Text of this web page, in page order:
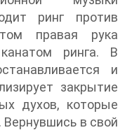
ринг против
правая рука
ринга. В
и
закрытие
духов, которые
в свой